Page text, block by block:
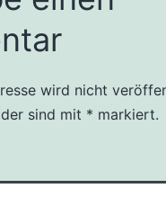
wird nicht
sind mit * markiert.